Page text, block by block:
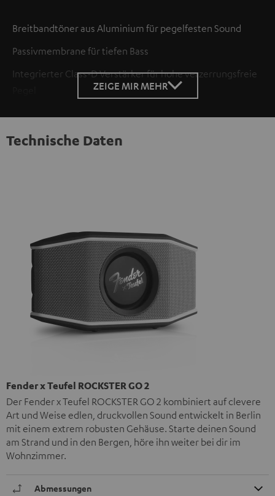
Breitbandtöner aus Aluminium für pegelfesten Sound
Passivmembrane für tiefen Bass
Integrierter Class-D Verstärker für hohe verzerrungsfreie
ZEIGE MIR MEHR
Technische Daten
Fender x Teufel ROCKSTER GO 2
Der Fender x Teufel ROCKSTER GO 2 kombiniert auf clevere
Art und Weise edlen, druckvollen Sound entwickelt in Berlin
mit einem extrem robusten Gehäuse. Starte deinen Sound
am Strand und in den Bergen, höre ihn weiter bei dir im
Wohnzimmer.
Abmessungen